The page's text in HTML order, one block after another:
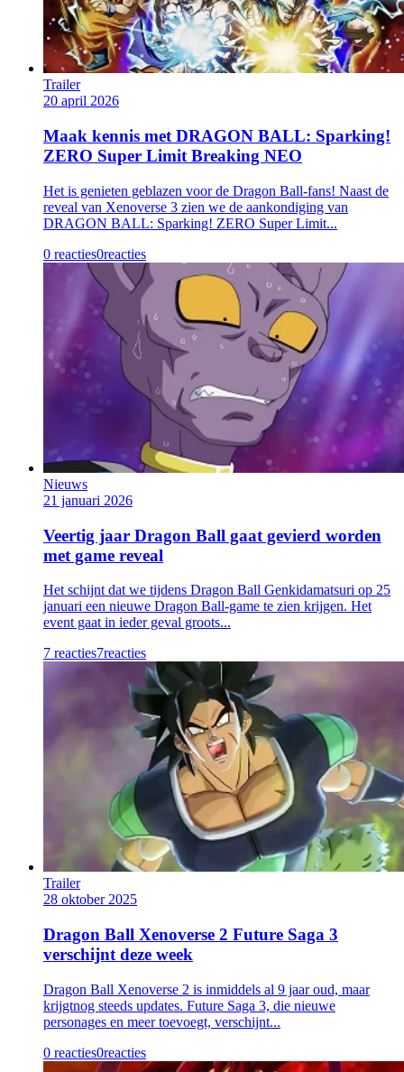
Trailer
20 april 2026
Maak kennis met DRAGON BALL: Sparking!
ZERO Super Limit Breaking NEO
Het is genieten geblazen voor de Dragon Ball-fans! Naast de
reveal van Xenoverse 3 zien we de aankondiging van
DRAGON BALL: Sparking! ZERO Super Limit...
0 reacties0reacties
Nieuws
21 januari 2026
Veertig jaar Dragon Ball gaat gevierd worden
met game reveal
Het schijnt dat we tijdens Dragon Ball Genkidamatsuri op 25
januari een nieuwe Dragon Ball-game te zien krijgen. Het
event gaat in ieder geval groots...
7 reacties7reacties
Trailer
28 oktober 2025
Dragon Ball Xenoverse 2 Future Saga 3
verschijnt deze week
Dragon Ball Xenoverse 2 is inmiddels al 9 jaar oud, maar
krijgtnog steeds updates. Future Saga 3, die nieuwe
personages en meer toevoegt, verschijnt...
0 reacties0reacties